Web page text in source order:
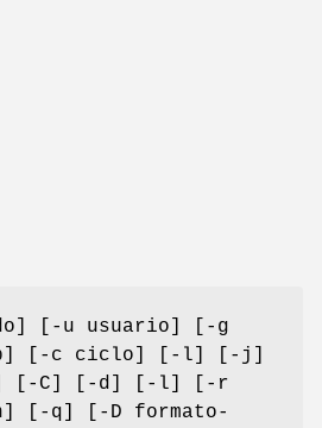
[-u usuario] [-g
[-c ciclo] [-l] [-j]
[-C] [-d] [-l] [-r
[-q] [-D formato-